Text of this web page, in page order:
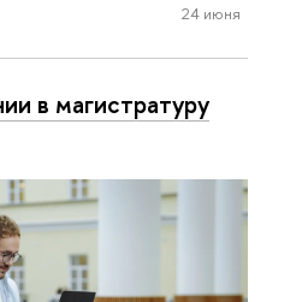
24 июня
в магистратуру